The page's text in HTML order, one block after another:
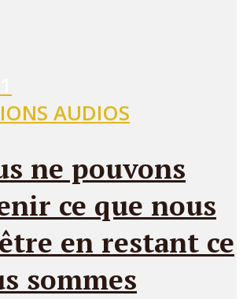
AUDIOS
ne pouvons
ce que nous
en restant ce
sommes